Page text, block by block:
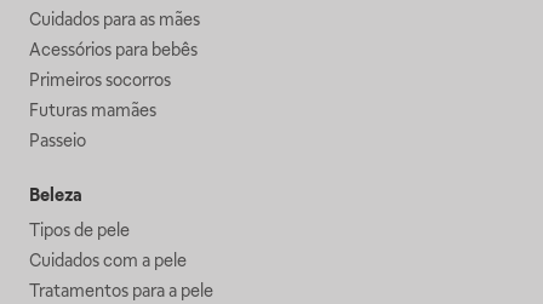
Cuidados para as mães
Acessórios para bebês
Primeiros socorros
Futuras mamães
Passeio
Beleza
Tipos de pele
Cuidados com a pele
Tratamentos para a pele